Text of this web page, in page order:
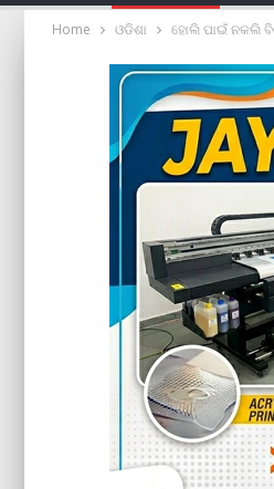
Home ଓଡିଶା ହୋଲି ପାଇଁ ନକଲି